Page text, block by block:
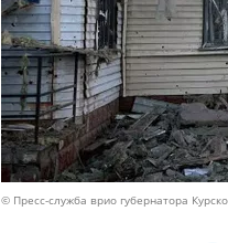
© Пресс-служба врио губернатора